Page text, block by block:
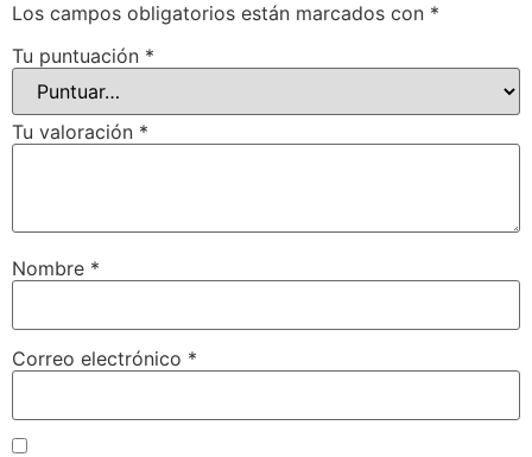
Los campos obligatorios están marcados con *
Tu puntuación *
Tu valoración *
Nombre *
Correo electrónico *